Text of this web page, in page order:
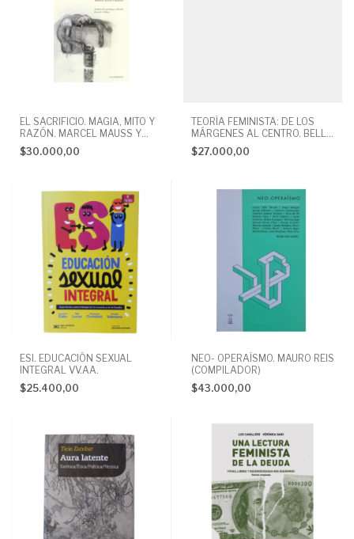
EL SACRIFICIO. MAGIA, MITO Y
RAZÓN. MARCEL MAUSS Y
HENRI HUBERT
$30.000,00
TEORÍA FEMINISTA: DE LOS
MÁRGENES AL CENTRO. BELL
HOOKS
$27.000,00
ESI. EDUCACIÓN SEXUAL
INTEGRAL VV.AA.
$25.400,00
NEO- OPERAÍSMO. MAURO REIS
(COMPILADOR)
$43.000,00